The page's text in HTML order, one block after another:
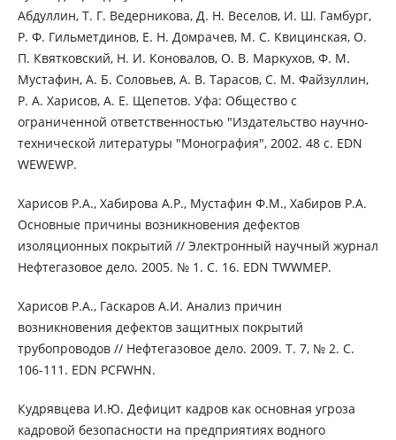
Абдуллин, Т. Г. Ведерникова, Д. Н. Веселов, И. Ш. Гамбург,
Р. Ф. Гильметдинов, Е. Н. Домрачев, М. С. Квицинская, О.
П. Квятковский, Н. И. Коновалов, О. В. Маркухов, Ф. М.
Мустафин, А. Б. Соловьев, А. В. Тарасов, С. М. Файзуллин,
Р. А. Харисов, А. Е. Щепетов. Уфа: Общество с
ограниченной ответственностью "Издательство научно-
технической литературы "Монография", 2002. 48 с. EDN
WEWEWP.
Харисов Р.А., Хабирова А.Р., Мустафин Ф.М., Хабиров Р.А.
Основные причины возникновения дефектов
изоляционных покрытий // Электронный научный журнал
Нефтегазовое дело. 2005. № 1. С. 16. EDN TWWMEP.
Харисов Р.А., Гаскаров А.И. Анализ причин
возникновения дефектов защитных покрытий
трубопроводов // Нефтегазовое дело. 2009. Т. 7, № 2. С.
106-111. EDN PCFWHN.
Кудрявцева И.Ю. Дефицит кадров как основная угроза
кадровой безопасности на предприятиях водного